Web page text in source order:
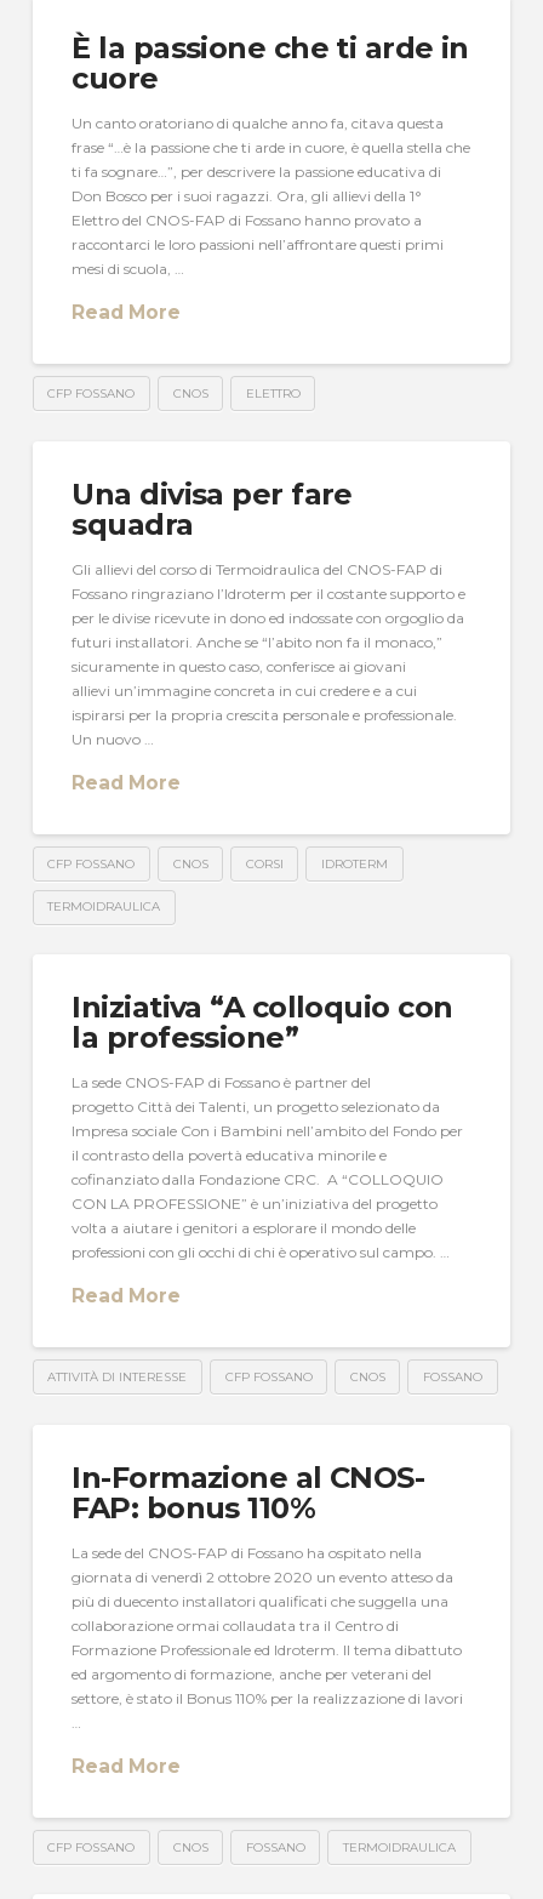
È la passione che ti arde in
cuore
Un canto oratoriano di qualche anno fa, citava questa
frase “…è la passione che ti arde in cuore, è quella stella che
ti fa sognare…”, per descrivere la passione educativa di
Don Bosco per i suoi ragazzi. Ora, gli allievi della 1°
Elettro del CNOS-FAP di Fossano hanno provato a
raccontarci le loro passioni nell’affrontare questi primi
mesi di scuola, …
Read More
CFP FOSSANO CNOS ELETTRO
Una divisa per fare
squadra
Gli allievi del corso di Termoidraulica del CNOS-FAP di
Fossano ringraziano l’Idroterm per il costante supporto e
per le divise ricevute in dono ed indossate con orgoglio da
futuri installatori. Anche se “l’abito non fa il monaco,”
sicuramente in questo caso, conferisce ai giovani
allievi un’immagine concreta in cui credere e a cui
ispirarsi per la propria crescita personale e professionale.
Un nuovo …
Read More
CFP FOSSANO CNOS CORSI IDROTERM
TERMOIDRAULICA
Iniziativa “A colloquio con
la professione”
La sede CNOS-FAP di Fossano è partner del
progetto Città dei Talenti, un progetto selezionato da
Impresa sociale Con i Bambini nell’ambito del Fondo per
il contrasto della povertà educativa minorile e
cofinanziato dalla Fondazione CRC. A “COLLOQUIO
CON LA PROFESSIONE” è un’iniziativa del progetto
volta a aiutare i genitori a esplorare il mondo delle
professioni con gli occhi di chi è operativo sul campo. …
Read More
ATTIVITÀ DI INTERESSE CFP FOSSANO CNOS FOSSANO
In-Formazione al CNOS-
FAP: bonus 110%
La sede del CNOS-FAP di Fossano ha ospitato nella
giornata di venerdì 2 ottobre 2020 un evento atteso da
più di duecento installatori qualificati che suggella una
collaborazione ormai collaudata tra il Centro di
Formazione Professionale ed Idroterm. Il tema dibattuto
ed argomento di formazione, anche per veterani del
settore, è stato il Bonus 110% per la realizzazione di lavori
Read More
CFP FOSSANO CNOS FOSSANO TERMOIDRAULICA